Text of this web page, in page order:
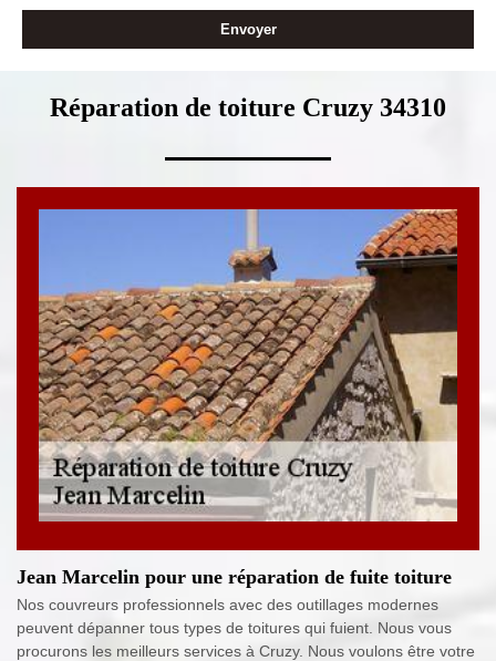
Réparation de toiture Cruzy 34310
Jean Marcelin pour une réparation de fuite toiture
Nos couvreurs professionnels avec des outillages modernes
peuvent dépanner tous types de toitures qui fuient. Nous vous
procurons les meilleurs services à Cruzy. Nous voulons être votre